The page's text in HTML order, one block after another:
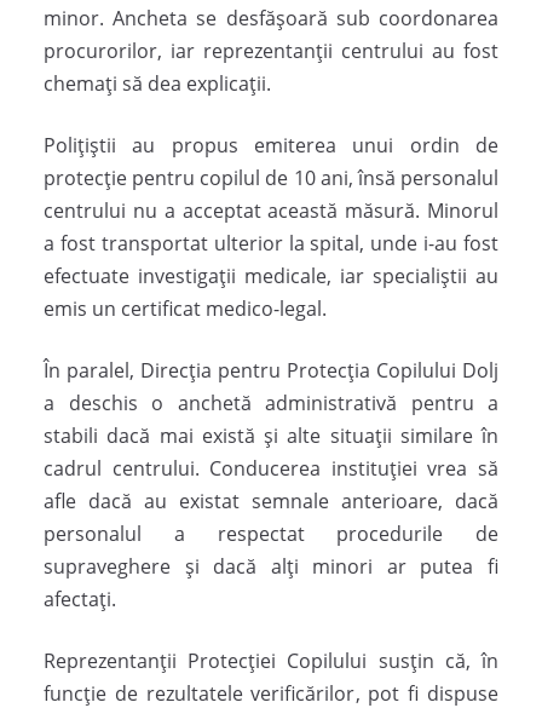
minor. Ancheta se desfășoară sub coordonarea
procurorilor, iar reprezentanții centrului au fost
chemați să dea explicații.
Polițiștii au propus emiterea unui ordin de
protecție pentru copilul de 10 ani, însă personalul
centrului nu a acceptat această măsură. Minorul
a fost transportat ulterior la spital, unde i-au fost
efectuate investigații medicale, iar specialiștii au
emis un certificat medico-legal.
În paralel, Direcția pentru Protecția Copilului Dolj
a deschis o anchetă administrativă pentru a
stabili dacă mai există și alte situații similare în
cadrul centrului. Conducerea instituției vrea să
afle dacă au existat semnale anterioare, dacă
personalul a respectat procedurile de
supraveghere și dacă alți minori ar putea fi
afectați.
Reprezentanții Protecției Copilului susțin că, în
funcție de rezultatele verificărilor, pot fi dispuse